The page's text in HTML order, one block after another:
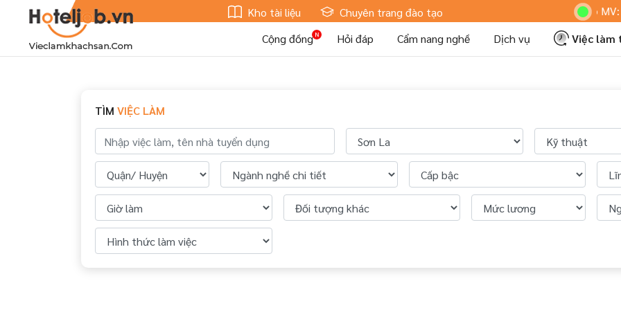
Kho tài liệu Chuyên trang đào tạo Hoteljob MV:
Cộng đồng
Hỏi đáp Cẩm nang nghề Dịch vụ
Việc làm
TÌM VIỆC LÀM